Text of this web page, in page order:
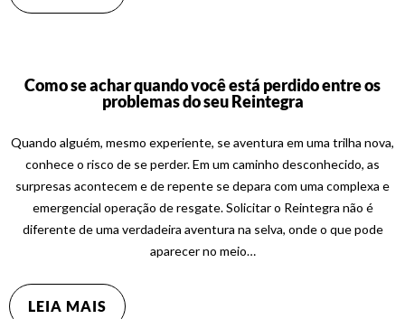
Como se achar quando você está perdido entre os
problemas do seu Reintegra
Quando alguém, mesmo experiente, se aventura em uma trilha nova,
conhece o risco de se perder. Em um caminho desconhecido, as
surpresas acontecem e de repente se depara com uma complexa e
emergencial operação de resgate. Solicitar o Reintegra não é
diferente de uma verdadeira aventura na selva, onde o que pode
aparecer no meio…
LEIA MAIS